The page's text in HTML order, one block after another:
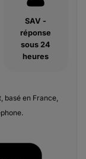
SAV -
réponse
sous 24
heures
basé en France,